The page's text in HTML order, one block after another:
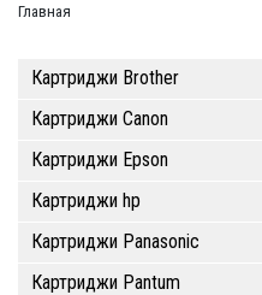
Главная
Картриджи Brother
Картриджи Canon
Картриджи Epson
Картриджи hp
Картриджи Panasonic
Картриджи Pantum